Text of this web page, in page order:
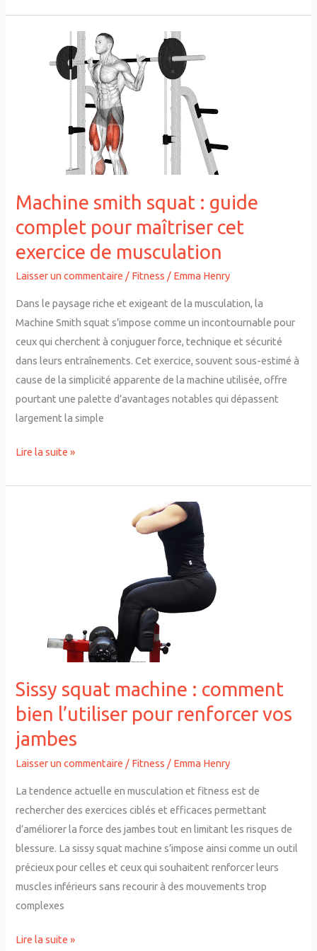
Machine smith squat : guide
complet pour maîtriser cet
exercice de musculation
Laisser un commentaire / Fitness / Emma Henry
Dans le paysage riche et exigeant de la musculation, la
Machine Smith squat s’impose comme un incontournable pour
ceux qui cherchent à conjuguer force, technique et sécurité
dans leurs entraînements. Cet exercice, souvent sous-estimé à
cause de la simplicité apparente de la machine utilisée, offre
pourtant une palette d’avantages notables qui dépassent
largement la simple
cet
exercice
de
musculation
Lire la suite »
Sissy squat machine : comment
bien l’utiliser pour renforcer vos
jambes
Laisser un commentaire / Fitness / Emma Henry
La tendence actuelle en musculation et fitness est de
rechercher des exercices ciblés et efficaces permettant
d’améliorer la force des jambes tout en limitant les risques de
blessure. La sissy squat machine s’impose ainsi comme un outil
précieux pour celles et ceux qui souhaitent renforcer leurs
muscles inférieurs sans recourir à des mouvements trop
complexes
vos
Lire la suite »